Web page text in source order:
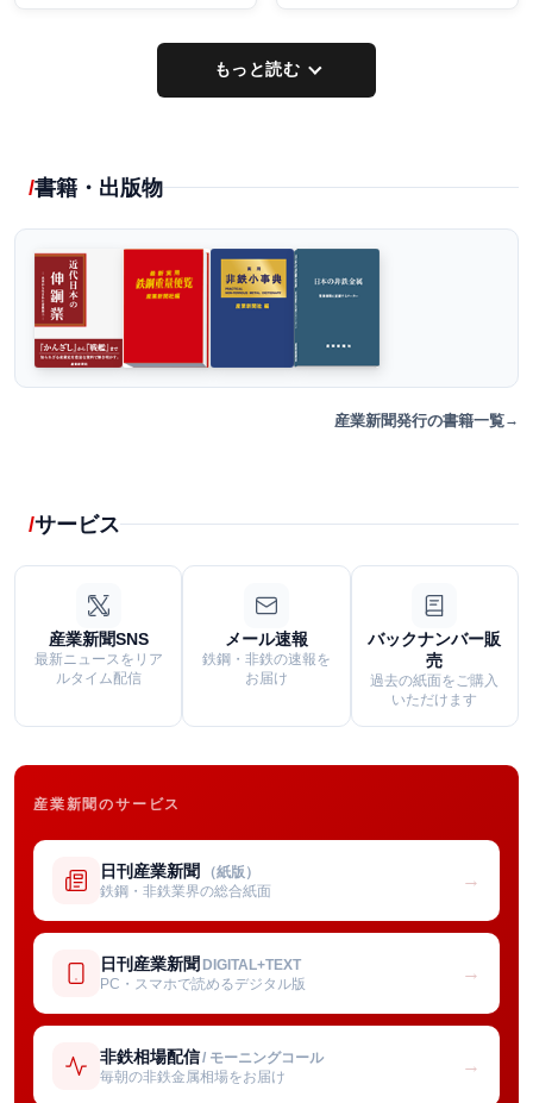
もっと読む
書籍・出版物
産業新聞発行の書籍一覧
サービス
産業新聞SNS
最新ニュースをリア
ルタイム配信
メール速報
鉄鋼・非鉄の速報を
お届け
バックナンバー販
売
過去の紙面をご購入
いただけます
産業新聞のサービス
日刊産業新聞 （紙版）
鉄鋼・非鉄業界の総合紙面
→
日刊産業新聞 DIGITAL+TEXT
PC・スマホで読めるデジタル版
→
非鉄相場配信/ モーニングコール
毎朝の非鉄金属相場をお届け
→